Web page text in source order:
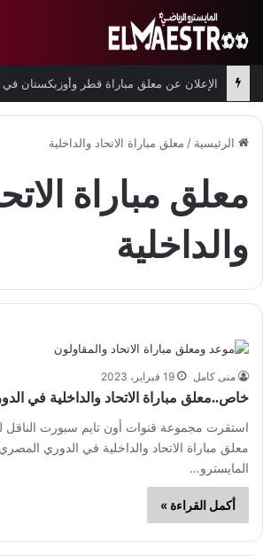
الإعلان عن معلق مباراة قطر وأوزبكستان
الرئيسية / معلق مباراة الاتحاد والداخلية
معلق مباراة
والداخلية
منى كامل 19 فبراير، 2023
خاص..معلق مباراة الاتحاد والداخلية في
استقرت مجموعة قنوات أون تايم سبورت
المايسترو…
أكمل القراءة »